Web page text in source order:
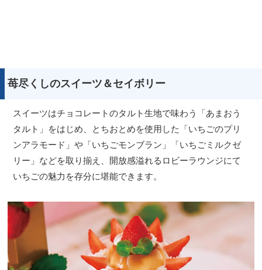
苺尽くしのスイーツ＆セイボリー
スイーツはチョコレートのタルト生地で味わう「あまおう
タルト」をはじめ、とちおとめを使用した「いちごのプリ
ンアラモード」や「いちごモンブラン」「いちごミルクゼ
リー」などを取り揃え、開放感溢れるロビーラウンジにて
いちごの魅力を存分に堪能できます。